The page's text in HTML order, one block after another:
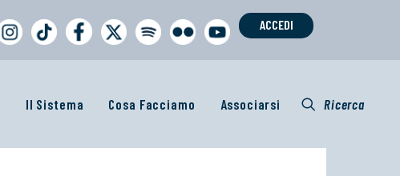
ACCEDI
Il Sistema Cosa Facciamo Associarsi Ricerca